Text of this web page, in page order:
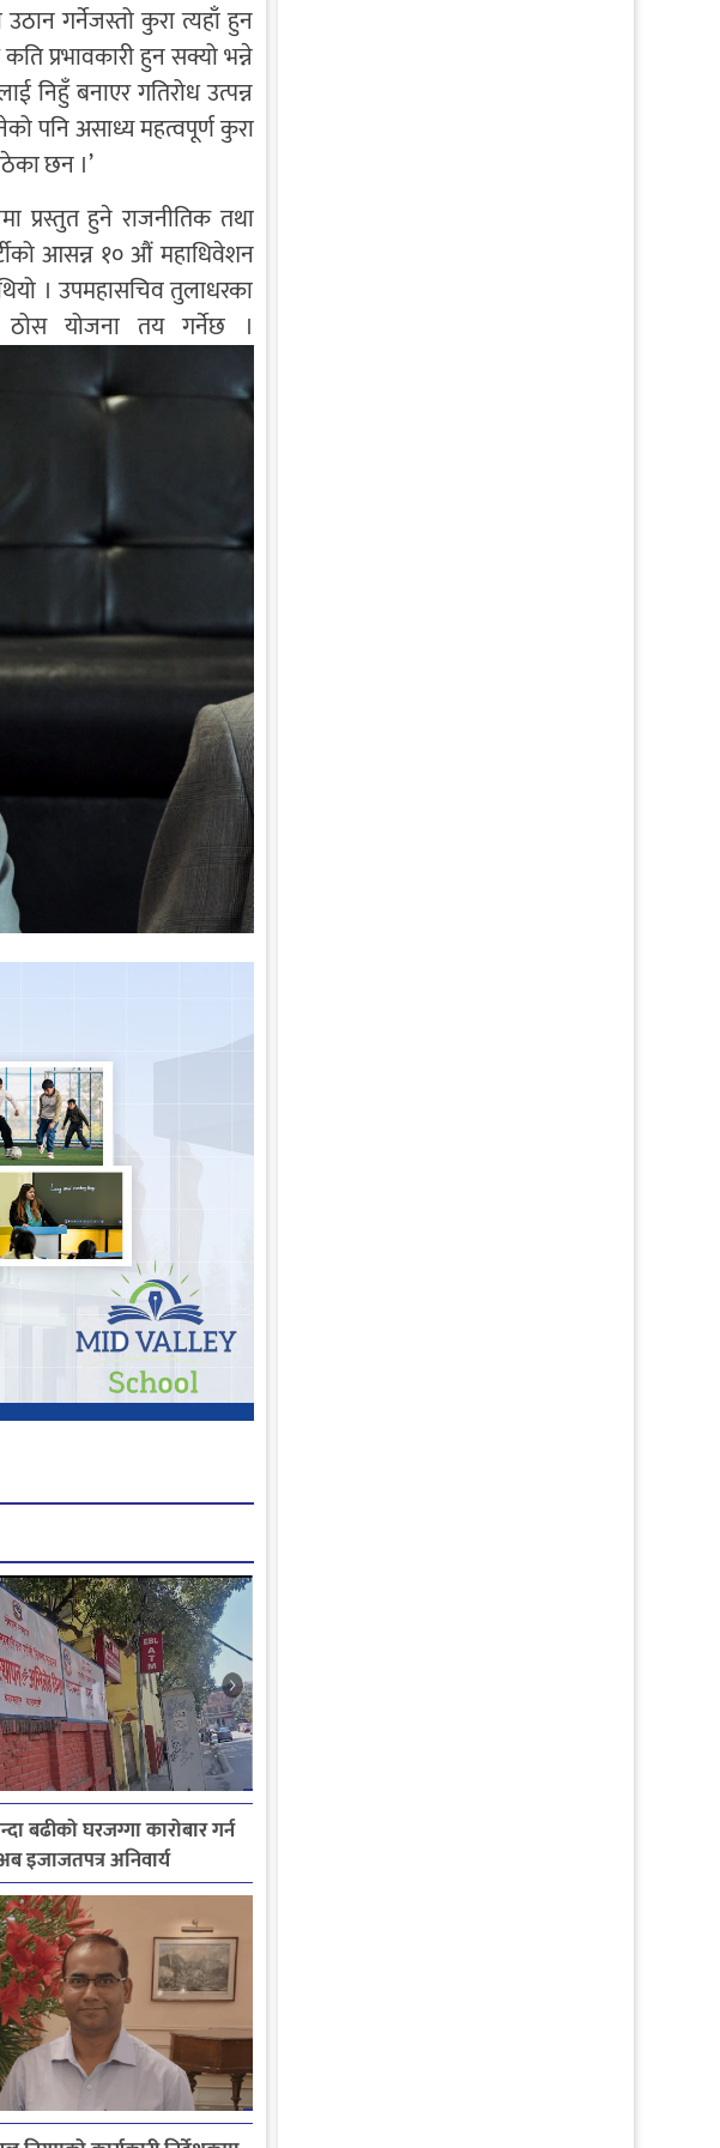
गर्नेजस्तो कुरा त्यहाँ हुन
प्रभावकारी हुन सक्यो भन्ने
निहुँ बनाएर गतिरोध उत्पन्न
पनि असाध्य महत्वपूर्ण कुरा
छन ।’
प्रस्तुत हुने राजनीतिक तथा
आसन्न १० औं महाधिवेशन
। उपमहासचिव तुलाधरका
ठोस योजना तय गर्नेछ ।
बढीको घरजग्गा कारोबार गर्न
इजाजतपत्र अनिवार्य